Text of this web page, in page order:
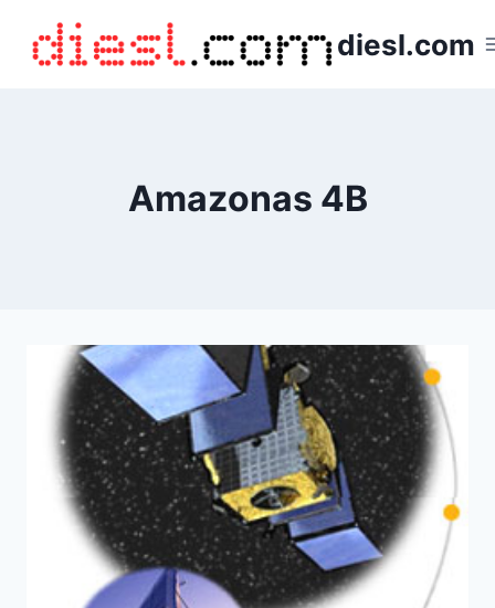
contenido
diesl.com
Amazonas 4B